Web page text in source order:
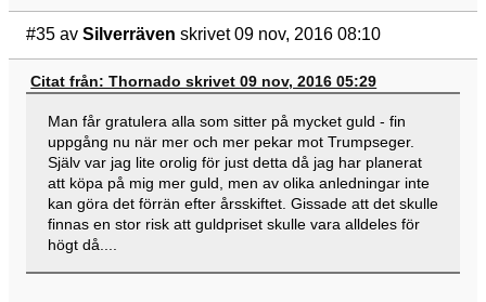
#35 av Silverräven skrivet 09 nov, 2016 08:10
Citat från: Thornado skrivet 09 nov, 2016 05:29
Man får gratulera alla som sitter på mycket guld - fin
uppgång nu när mer och mer pekar mot Trumpseger.
Själv var jag lite orolig för just detta då jag har planerat
att köpa på mig mer guld, men av olika anledningar inte
kan göra det förrän efter årsskiftet. Gissade att det skulle
finnas en stor risk att guldpriset skulle vara alldeles för
högt då....